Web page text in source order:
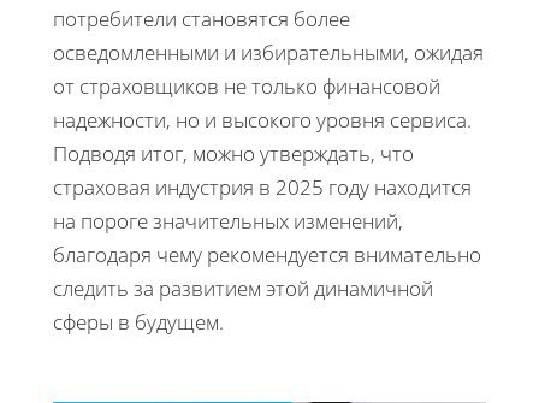
потребители становятся более
осведомленными и избирательными, ожидая
от страховщиков не только финансовой
надежности, но и высокого уровня сервиса.
Подводя итог, можно утверждать, что
страховая индустрия в 2025 году находится
на пороге значительных изменений,
благодаря чему рекомендуется внимательно
следить за развитием этой динамичной
сферы в будущем.